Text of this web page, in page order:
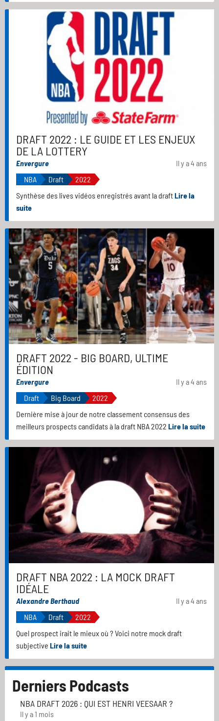
DRAFT 2022 : LE GUIDE ET LES ENJEUX
DE LA LOTTERY
Envergure
Il y a 4 ans
NBA
Draft
2022
Synthèse des lives vidéos enregistrés avant la draftLire la
suite
DRAFT 2022 - BIG BOARD, ULTIME
ÉDITION
Envergure
Il y a 4 ans
Draft
Big Board
2022
Dernière mise à jour de notre classement consensus des
meilleurs prospects candidats à la draft NBA 2022 Lire la suite
DRAFT NBA 2022 : LA MOCK DRAFT
IDÉALE
Alexandre Berthaud
Il y a 4 ans
NBA
Draft
2022
Quel prospect irait le mieux où ? Voici notre mock draft
subjective Lire la suite
Derniers Podcasts
NBA DRAFT 2026 : QUI EST HENRI VEESAAR ?
Il y a 1 mois